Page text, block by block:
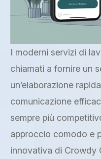
I moderni servizi di
chiamati a fornire un
un’elaborazione
comunicazione
sempre più
approccio comodo e
innovativa di Crowdy